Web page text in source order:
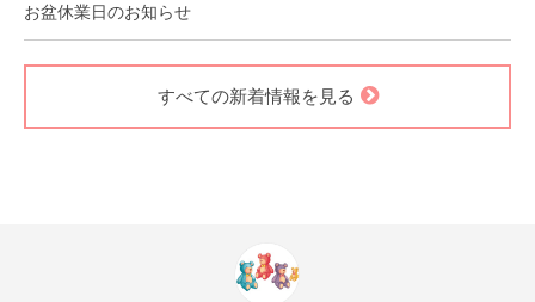
お盆休業日のお知らせ
すべての新着情報を見る